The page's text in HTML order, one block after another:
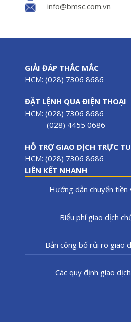
info@bmsc.com.vn
GIẢI ĐÁP THẮC MẮC
HCM: (028) 7306 8686
ĐẶT LỆNH QUA ĐIỆN THOẠI
HCM: (028) 7306 8686
(028) 4455 0686
HỖ TRỢ GIAO DỊCH TRỰC
HCM: (028) 7306 8686
LIÊN KẾT NHANH
Hướng dẫn chuyển tiền
Biểu phí giao dịch
Bản công bố rủi ro giao
Các quy định giao